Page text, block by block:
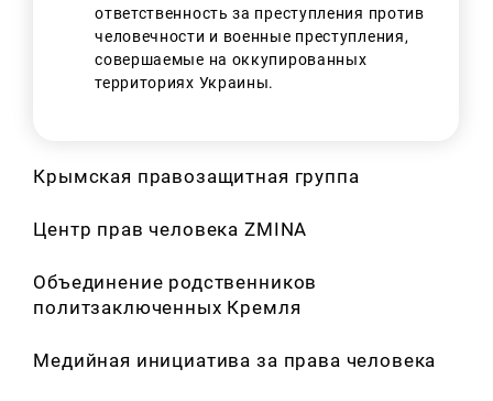
ответственность за преступления против
человечности и военные преступления,
совершаемые на оккупированных
территориях Украины.
Крымская правозащитная группа
Центр прав человека ZMINA
Объединение родственников
политзаключенных Кремля
Медийная инициатива за права человека